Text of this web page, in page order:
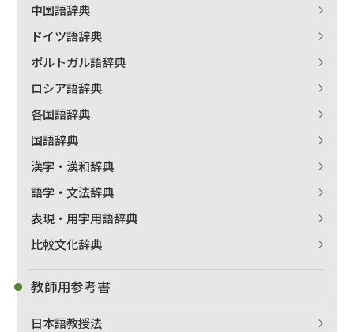
中国語辞典
ドイツ語辞典
ポルトガル語辞典
ロシア語辞典
各国語辞典
国語辞典
漢字・漢和辞典
語学・文法辞典
表現・用字用語辞典
比較文化辞典
教師用参考書
日本語教授法